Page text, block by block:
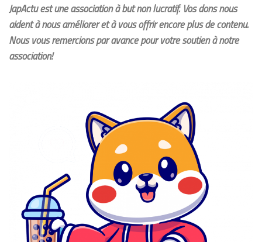
JapActu est une association à but non lucratif. Vos dons nous
aident à nous améliorer et à vous offrir encore plus de contenu.
Nous vous remercions par avance pour votre soutien à notre
association!